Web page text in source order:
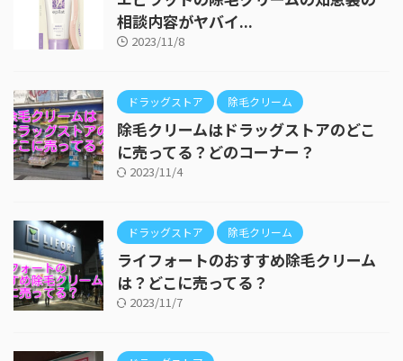
相談内容がヤバイ...
2023/11/8
ドラッグストア 除毛クリーム
除毛クリームはドラッグストアのどこ
に売ってる？どのコーナー？
2023/11/4
ドラッグストア 除毛クリーム
ライフォートのおすすめ除毛クリーム
は？どこに売ってる？
2023/11/7